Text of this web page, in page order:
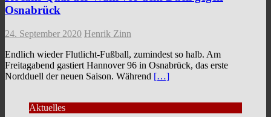
Osnabrück
24. September 2020 Henrik Zinn
Endlich wieder Flutlicht-Fußball, zumindest so halb. Am
Freitagabend gastiert Hannover 96 in Osnabrück, das erste
Nordduell der neuen Saison. Während […]
Aktuelles